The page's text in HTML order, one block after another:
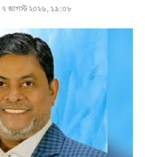
৭ আগস্ট ২০২৬, ১৯:০৮